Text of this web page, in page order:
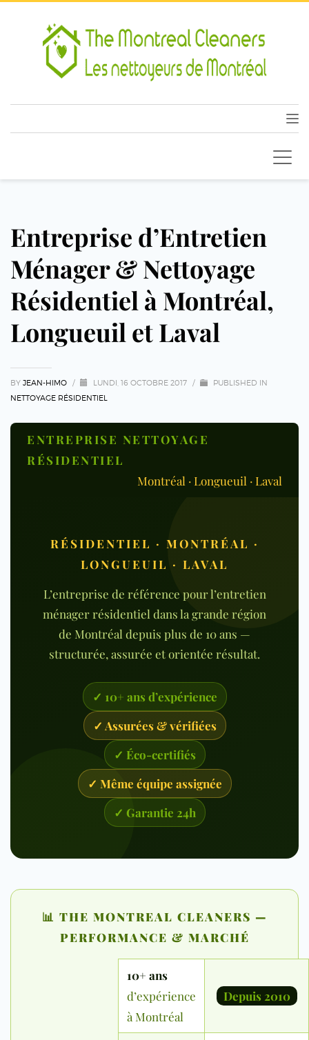
Entreprise d’Entretien
Ménager & Nettoyage
Résidentiel à Montréal,
Longueuil et Laval
BY JEAN-HIMO / LUNDI, 16 OCTOBRE 2017 /
PUBLISHED IN
NETTOYAGE RÉSIDENTIEL
ENTREPRISE NETTOYAGE
RÉSIDENTIEL
Montréal · Longueuil · Laval
RÉSIDENTIEL · MONTRÉAL ·
LONGUEUIL · LAVAL
L’entreprise de référence pour l’entretien
ménager résidentiel dans la grande région
de Montréal depuis plus de 10 ans —
structurée, assurée et orientée résultat.
✓ 10+ ans d’expérience
✓ Assurées & vérifiées
✓ Éco-certifiés
✓ Même équipe assignée
✓ Garantie 24h
📊 THE MONTREAL CLEANERS —
PERFORMANCE & MARCHÉ
10+ ans
d’expérience
à Montréal
Depuis 2010